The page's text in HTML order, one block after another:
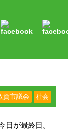
賀市議会 社会
日が最終日。